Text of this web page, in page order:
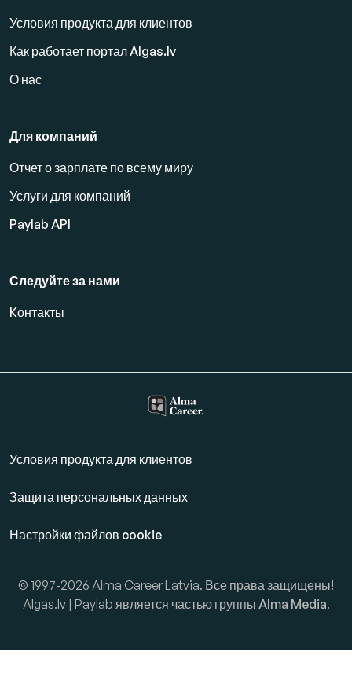
Условия продукта для клиентов
Как работает портал Algas.lv
О нас
Для компаний
Отчет о зарплате по всему миру
Услуги для компаний
Paylab API
Следуйте за нами
Kонтакты
Условия продукта для клиентов
Защита персональных данных
Настройки файлов cookie
© 1997-2026 Alma Career Latvia. Все права защищены!
Algas.lv | Paylab является частью группы Alma Media.